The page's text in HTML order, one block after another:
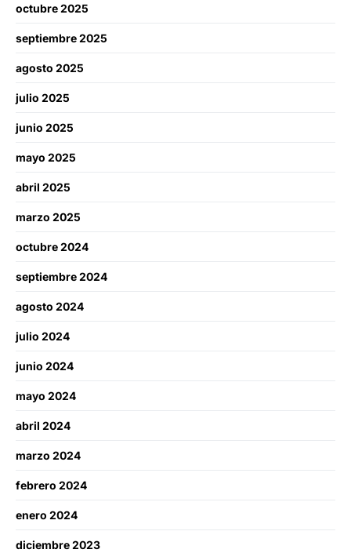
octubre 2025
septiembre 2025
agosto 2025
julio 2025
junio 2025
mayo 2025
abril 2025
marzo 2025
octubre 2024
septiembre 2024
agosto 2024
julio 2024
junio 2024
mayo 2024
abril 2024
marzo 2024
febrero 2024
enero 2024
diciembre 2023